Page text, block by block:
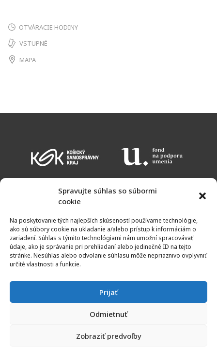
Spravujte súhlas so súbormi
cookie
Na poskytovanie tých najlepších skúseností používame technológie,
ako sú súbory cookie na ukladanie a/alebo prístup k informáciám o
zariadení. Súhlas s týmito technológiami nám umožní spracovávať
údaje, ako je správanie pri prehliadaní alebo jedinečné ID na tejto
stránke. Nesúhlas alebo odvolanie súhlasu môže nepriaznivo ovplyvniť
určité vlastnosti a funkcie.
Prijať
Odmietnuť
Zobraziť predvoľby
OTVÁRACIE HODINY
VSTUPNÉ
MAPA
KALENDÁR PODUJATÍ
NEWSLETTER